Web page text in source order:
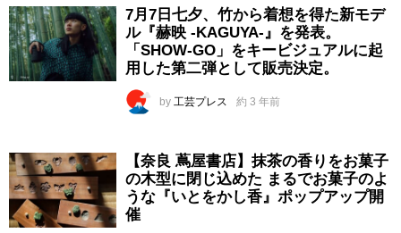
7月7日七夕、竹から着想を得た新モデ
ル『赫映 -KAGUYA-』を発表。
「SHOW-GO」をキービジュアルに起
用した第二弾として販売決定。
by 工芸プレス 約 3 年前
【奈良 蔦屋書店】抹茶の香りをお菓子
の木型に閉じ込めた まるでお菓子のよ
うな『いとをかし香』ポップアップ開
催